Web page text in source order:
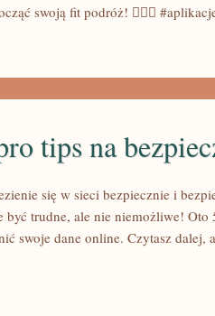
swoją fit podróż! 🏋️‍♂️🍏
tips na
się w sieci bezpiecznie i
być trudne, ale nie niemożliwe!
swoje dane online. Czytasz dalej,